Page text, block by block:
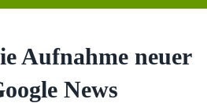
Aufnahme neuer
News